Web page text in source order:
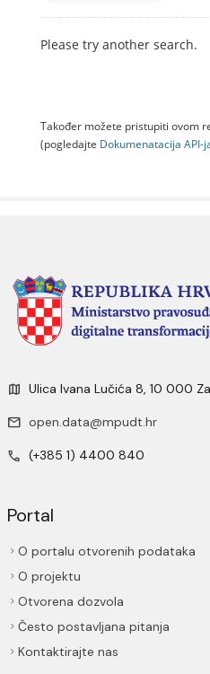
Please try another search.
Također možete pristupiti ovom
(pogledajte Dokumenаtаcijа API-